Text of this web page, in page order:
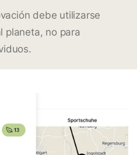
debe utilizarse
planeta, no para